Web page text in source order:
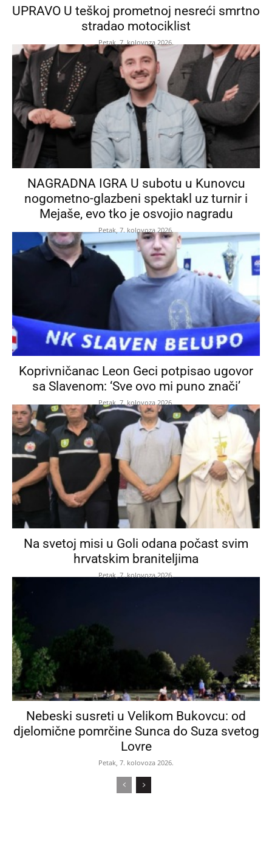
UPRAVO U teškoj prometnoj nesreći smrtno
stradao motociklist
Petak, 7. kolovoza 2026.
NAGRADNA IGRA U subotu u Kunovcu
nogometno-glazbeni spektakl uz turnir i
Mejaše, evo tko je osvojio nagradu
Petak, 7. kolovoza 2026.
Koprivničanac Leon Geci potpisao ugovor
sa Slavenom: ‘Sve ovo mi puno znači’
Petak, 7. kolovoza 2026.
Na svetoj misi u Goli odana počast svim
hrvatskim braniteljima
Petak, 7. kolovoza 2026.
Nebeski susreti u Velikom Bukovcu: od
djelomične pomrčine Sunca do Suza svetog
Lovre
Petak, 7. kolovoza 2026.